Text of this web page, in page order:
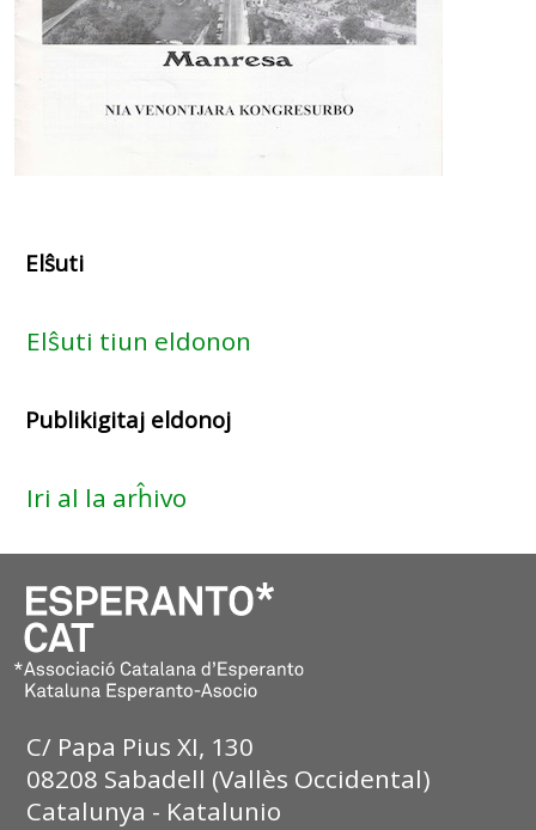
Elŝuti
Elŝuti tiun eldonon
Publikigitaj eldonoj
Iri al la arĥivo
C/ Papa Pius XI, 130
08208 Sabadell (Vallès Occidental)
Catalunya - Katalunio